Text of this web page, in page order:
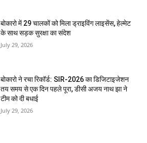
बोकारो में 29 चालकों को मिला ड्राइविंग लाइसेंस, हेल्मेट
के साथ सड़क सुरक्षा का संदेश
July 29, 2026
बोकारो ने रचा रिकॉर्ड: SIR-2026 का डिजिटाइजेशन
तय समय से एक दिन पहले पूरा, डीसी अजय नाथ झा ने
टीम को दी बधाई
July 29, 2026